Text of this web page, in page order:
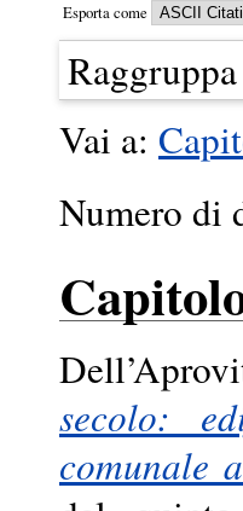
Esporta come
Vai a:
Numero di
secolo:
comunale